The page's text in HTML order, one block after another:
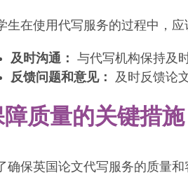
生在使用代写服务的过程中，应
及时沟通： 与代写机构保持及
反馈问题和意见：
及时反馈论
障质量的关键措施
确保英国论文代写服务的质量